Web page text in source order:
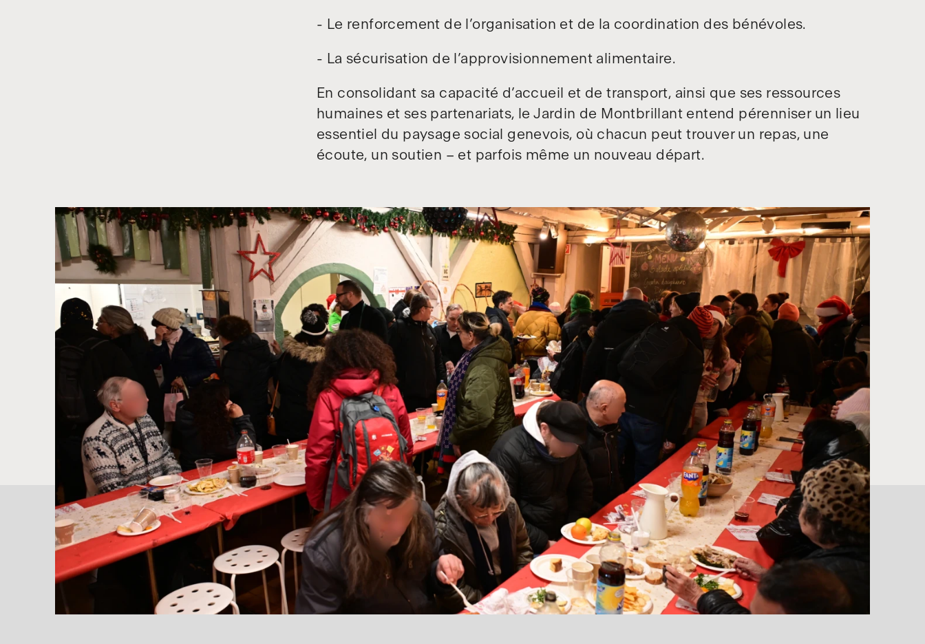
- Le renforcement de l’organisation et de la coordination des bénévoles.
- La sécurisation de l’approvisionnement alimentaire.
En consolidant sa capacité d’accueil et de transport, ainsi que ses ressources
humaines et ses partenariats, le Jardin de Montbrillant entend pérenniser un lieu
essentiel du paysage social genevois, où chacun peut trouver un repas, une
écoute, un soutien – et parfois même un nouveau départ.